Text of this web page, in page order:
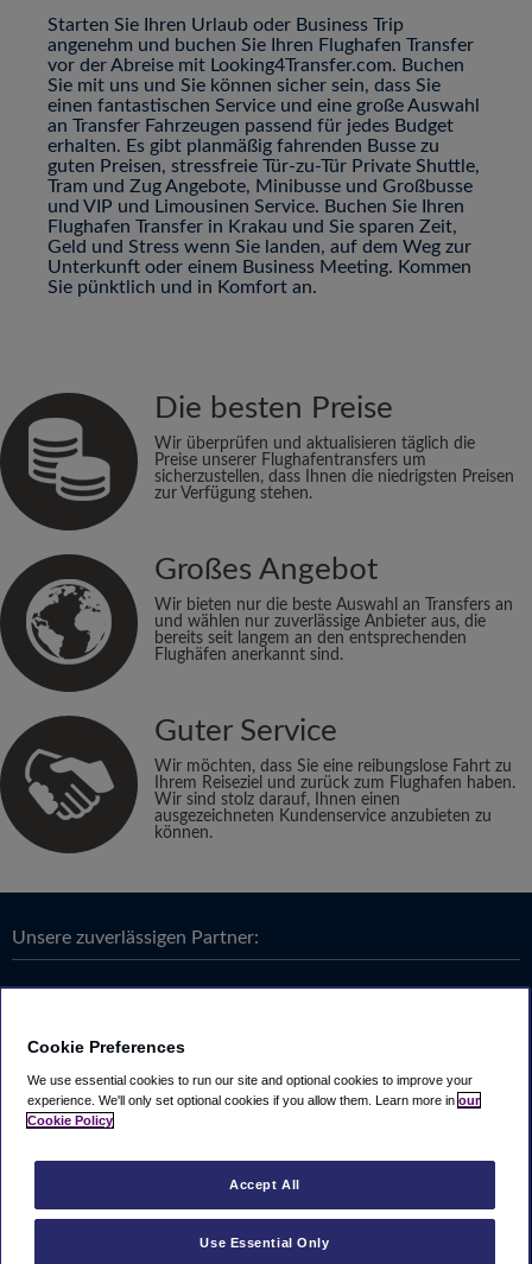
Starten Sie Ihren Urlaub oder Business Trip
angenehm und buchen Sie Ihren Flughafen Transfer
vor der Abreise mit Looking4Transfer.com. Buchen
Sie mit uns und Sie können sicher sein, dass Sie
einen fantastischen Service und eine große Auswahl
an Transfer Fahrzeugen passend für jedes Budget
erhalten. Es gibt planmäßig fahrenden Busse zu
guten Preisen, stressfreie Tür-zu-Tür Private Shuttle,
Tram und Zug Angebote, Minibusse und Großbusse
und VIP und Limousinen Service. Buchen Sie Ihren
Flughafen Transfer in Krakau und Sie sparen Zeit,
Geld und Stress wenn Sie landen, auf dem Weg zur
Unterkunft oder einem Business Meeting. Kommen
Sie pünktlich und in Komfort an.
Die besten Preise
Wir überprüfen und aktualisieren täglich die
Preise unserer Flughafentransfers um
sicherzustellen, dass Ihnen die niedrigsten Preisen
zur Verfügung stehen.
Großes Angebot
Wir bieten nur die beste Auswahl an Transfers an
und wählen nur zuverlässige Anbieter aus, die
bereits seit langem an den entsprechenden
Flughäfen anerkannt sind.
Guter Service
Wir möchten, dass Sie eine reibungslose Fahrt zu
Ihrem Reiseziel und zurück zum Flughafen haben.
Wir sind stolz darauf, Ihnen einen
ausgezeichneten Kundenservice anzubieten zu
können.
Unsere zuverlässigen Partner:
Cookie Preferences
We use essential cookies to run our site and optional cookies to improve your
experience. We'll only set optional cookies if you allow them. Learn more in our
Cookie Policy
Use Essential Only
Accept All